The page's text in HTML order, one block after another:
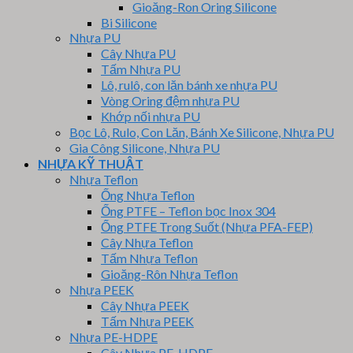
Gioăng-Ron Oring Silicone
Bi Silicone
Nhựa PU
Cây Nhựa PU
Tấm Nhựa PU
Lô, rulô, con lăn bánh xe nhựa PU
Vòng Oring đệm nhựa PU
Khớp nối nhựa PU
Bọc Lô, Rulo, Con Lăn, Bánh Xe Silicone, Nhựa PU
Gia Công Silicone, Nhựa PU
NHỰA KỸ THUẬT
Nhựa Teflon
Ống Nhựa Teflon
Ống PTFE – Teflon bọc Inox 304
Ống PTFE Trong Suốt (Nhựa PFA-FEP)
Cây Nhựa Teflon
Tấm Nhựa Teflon
Gioăng-Rôn Nhựa Teflon
Nhựa PEEK
Cây Nhựa PEEK
Tấm Nhựa PEEK
Nhựa PE-HDPE